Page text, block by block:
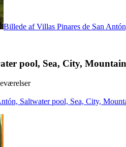
Billede af Villas Pinares de San
pool, Sea, City,
Saltwater pool, Sea, City,